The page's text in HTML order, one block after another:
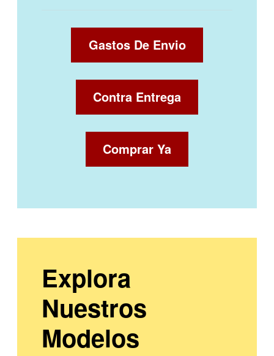
Gastos De Envio
Contra Entrega
Comprar Ya
Explora
Nuestros
Modelos